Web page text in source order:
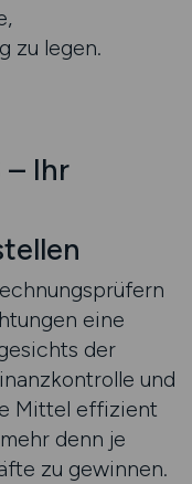
zu legen.
– Ihr
eine
der
und
Mittel effizient
denn je
zu gewinnen.